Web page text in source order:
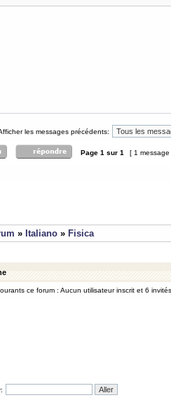
les messages précédents:
Page 1 sur 1 [ 1
» Italiano » Fisica
ce forum : Aucun utilisateur inscrit et 6 invités